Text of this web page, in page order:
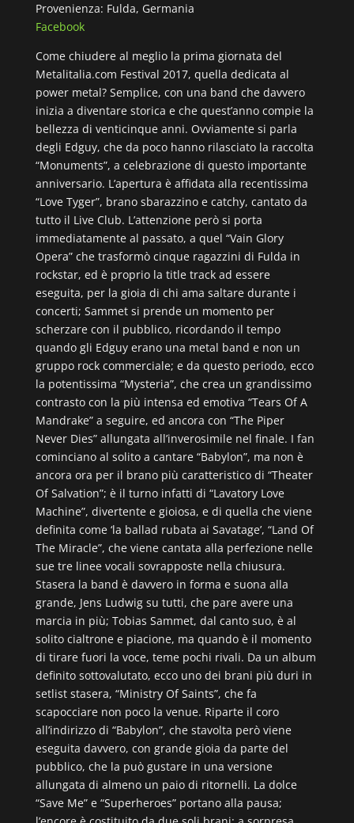
Provenienza: Fulda, Germania
Facebook
Come chiudere al meglio la prima giornata del
Metalitalia.com Festival 2017, quella dedicata al
power metal? Semplice, con una band che davvero
inizia a diventare storica e che quest’anno compie la
bellezza di venticinque anni. Ovviamente si parla
degli Edguy, che da poco hanno rilasciato la raccolta
“Monuments”, a celebrazione di questo importante
anniversario. L’apertura è affidata alla recentissima
“Love Tyger”, brano sbarazzino e catchy, cantato da
tutto il Live Club. L’attenzione però si porta
immediatamente al passato, a quel “Vain Glory
Opera” che trasformò cinque ragazzini di Fulda in
rockstar, ed è proprio la title track ad essere
eseguita, per la gioia di chi ama saltare durante i
concerti; Sammet si prende un momento per
scherzare con il pubblico, ricordando il tempo
quando gli Edguy erano una metal band e non un
gruppo rock commerciale; e da questo periodo, ecco
la potentissima “Mysteria”, che crea un grandissimo
contrasto con la più intensa ed emotiva “Tears Of A
Mandrake” a seguire, ed ancora con “The Piper
Never Dies” allungata all’inverosimile nel finale. I fan
cominciano al solito a cantare “Babylon”, ma non è
ancora ora per il brano più caratteristico di “Theater
Of Salvation”; è il turno infatti di “Lavatory Love
Machine”, divertente e gioiosa, e di quella che viene
definita come ‘la ballad rubata ai Savatage’, “Land Of
The Miracle”, che viene cantata alla perfezione nelle
sue tre linee vocali sovrapposte nella chiusura.
Stasera la band è davvero in forma e suona alla
grande, Jens Ludwig su tutti, che pare avere una
marcia in più; Tobias Sammet, dal canto suo, è al
solito cialtrone e piacione, ma quando è il momento
di tirare fuori la voce, teme pochi rivali. Da un album
definito sottovalutato, ecco uno dei brani più duri in
setlist stasera, “Ministry Of Saints”, che fa
scapocciare non poco la venue. Riparte il coro
all’indirizzo di “Babylon”, che stavolta però viene
eseguita davvero, con grande gioia da parte del
pubblico, che la può gustare in una versione
allungata di almeno un paio di ritornelli. La dolce
“Save Me” e “Superheroes” portano alla pausa;